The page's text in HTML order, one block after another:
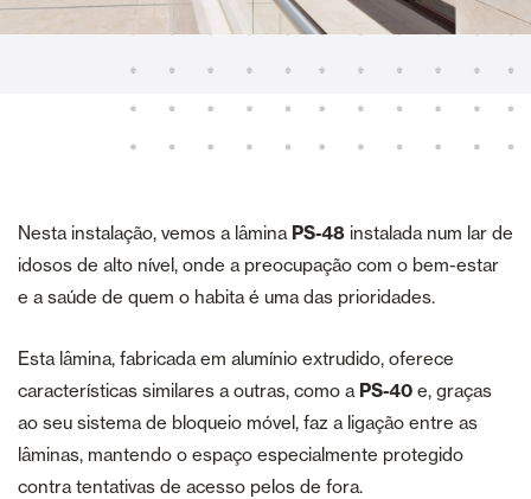
Nesta instalação, vemos a lâmina PS-48 instalada num lar de
idosos de alto nível, onde a preocupação com o bem-estar
e a saúde de quem o habita é uma das prioridades.
Esta lâmina, fabricada em alumínio extrudido, oferece
características similares a outras, como a PS-40 e, graças
ao seu sistema de bloqueio móvel, faz a ligação entre as
lâminas, mantendo o espaço especialmente protegido
contra tentativas de acesso pelos de fora.